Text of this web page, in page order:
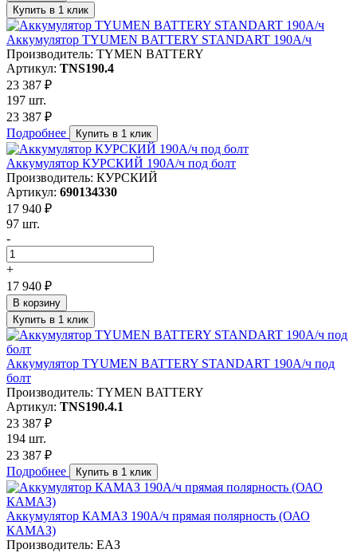
Купить в 1 клик
Аккумулятор TYUMEN BATTERY STANDART 190А/ч
Производитель: TYMEN BATTERY
Артикул: TNS190.4
23 387 ₽
197 шт.
23 387 ₽
Подробнее
Купить в 1 клик
Аккумулятор КУРСКИЙ 190А/ч под болт
Производитель: КУРСКИЙ
Артикул: 690134330
17 940 ₽
97 шт.
-
+
17 940 ₽
В корзину
Купить в 1 клик
Аккумулятор TYUMEN BATTERY STANDART 190А/ч под
болт
Производитель: TYMEN BATTERY
Артикул: TNS190.4.1
23 387 ₽
194 шт.
23 387 ₽
Подробнее
Купить в 1 клик
Аккумулятор КАМАЗ 190А/ч прямая полярность (ОАО
КАМАЗ)
Производитель: ЕАЗ